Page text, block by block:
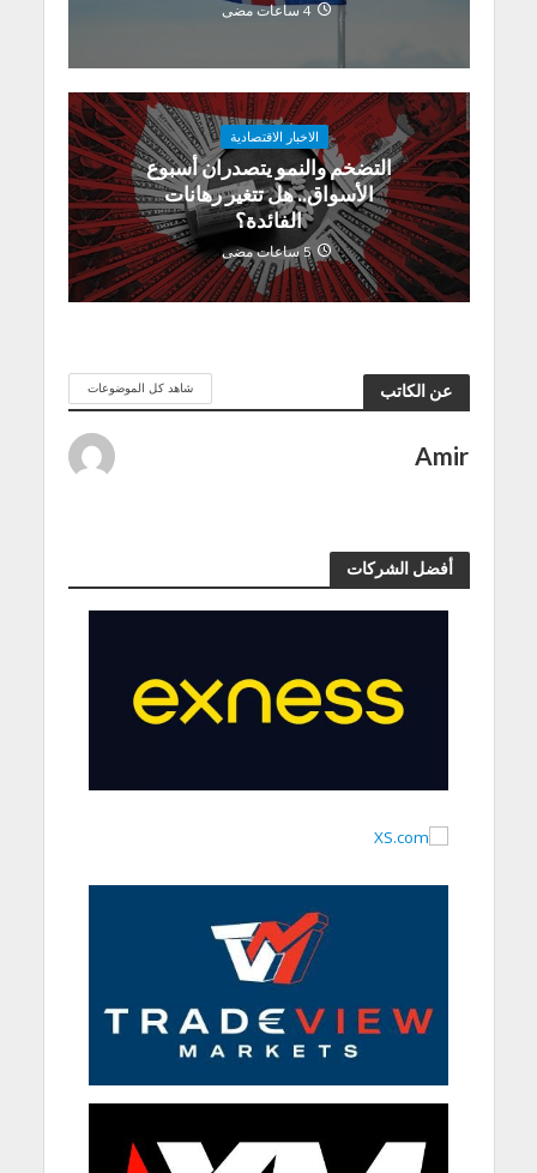
4 ساعات مضى
الاخبار الاقتصادية
التضخم والنمو يتصدران أسبوع
الأسواق.. هل تتغير رهانات
الفائدة؟
5 ساعات مضى
عن الكاتب شاهد كل الموضوعات
Amir
أفضل الشركات